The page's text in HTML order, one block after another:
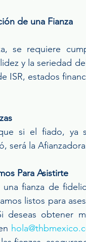
de una Fianza
se requiere
y la seriedad
ISR, estados
si el fiado,
será la
Para Asistirte
una fianza de
listos para
deseas obtener